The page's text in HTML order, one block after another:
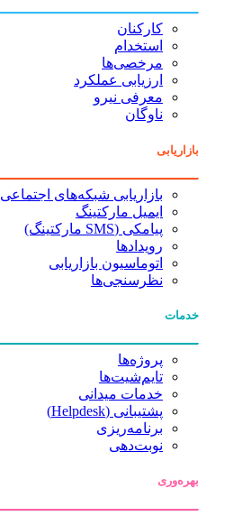
کارکنان
استخدام
مرخصی‌ها
ارزیابی عملکرد
معرفی نیرو
ناوگان
بازاریابی
بازاریابی شبکه‌های اجتماعی
ایمیل مارکتینگ
پیامکی (SMS مارکتینگ)
رویدادها
اتوماسیون بازاریابی
نظرسنجی‌ها
خدمات
پروژه‌ها
تایم‌شیت‌ها
خدمات میدانی
پشتیبانی (Helpdesk)
برنامه‌ریزی
نوبت‌دهی
بهره‌وری